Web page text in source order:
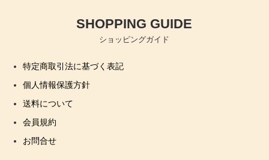
SHOPPING GUIDE
ショッピングガイド
特定商取引法に基づく表記
個人情報保護方針
送料について
会員規約
お問合せ